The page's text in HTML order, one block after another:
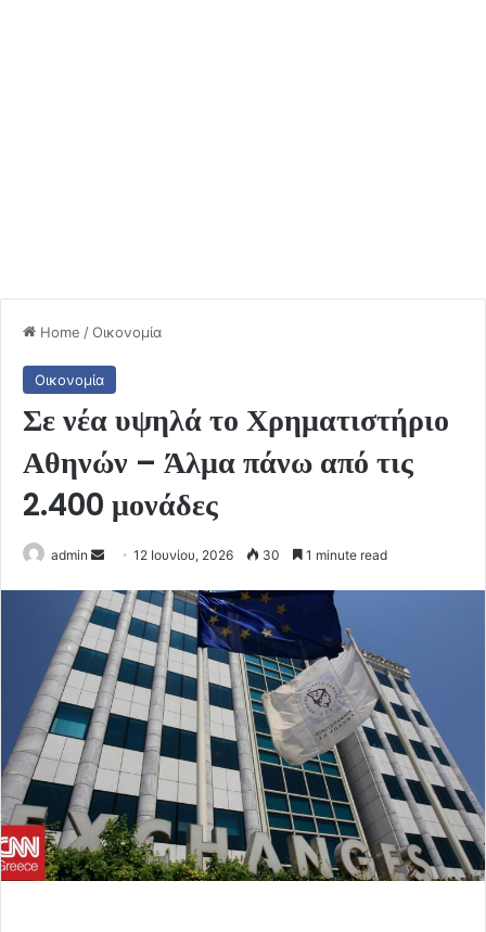
Home /Οικονομία
Οικονομία
Σε νέα υψηλά το Χρηματιστήριο
Αθηνών – Άλμα πάνω από τις
2.400 μονάδες
admin
Send
email
12 Ιουνίου, 2026 30 1 minute read